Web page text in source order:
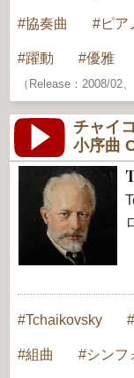
協奏曲 ピア
躍動 優雅
（Release：2008/02
チャイ
小序曲
Tchaikovsky
組曲 シンフ